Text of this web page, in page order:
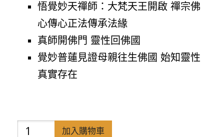
悟覺妙天禪師：大梵天王開啟 禪宗佛
心傳心正法傳承法緣
真師開佛門 靈性回佛國
覺妙普蓮見證母親往生佛國 始知靈性
真實存在
禪
加入購物車